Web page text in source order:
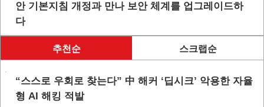
안 기본지침 개정과 만나 보안 체계를 업그레이드하
다
추천순 스크랩순
“스스로 우회로 찾는다” 中 해커 ‘딥시크’ 악용한 자율
형 AI 해킹 적발